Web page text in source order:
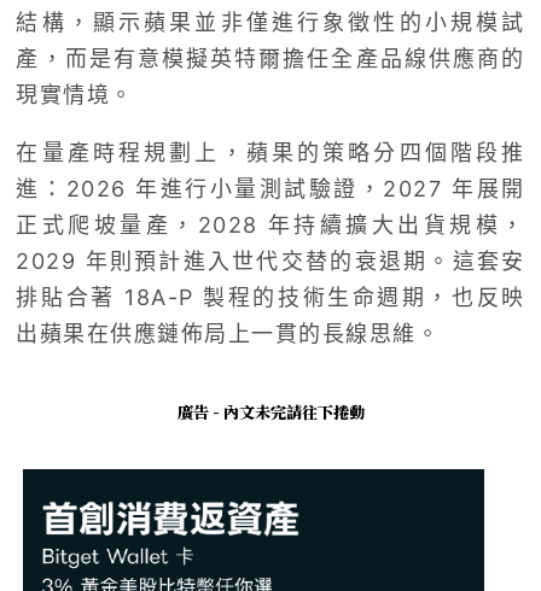
結構，顯示蘋果並非僅進行象徵性的小規模試
產，而是有意模擬英特爾擔任全產品線供應商的
現實情境。
在量產時程規劃上，蘋果的策略分四個階段推
進：2026 年進行小量測試驗證，2027 年展開
正式爬坡量產，2028 年持續擴大出貨規模，
2029 年則預計進入世代交替的衰退期。這套安
排貼合著 18A-P 製程的技術生命週期，也反映
出蘋果在供應鏈佈局上一貫的長線思維。
廣告 - 內文未完請往下捲動